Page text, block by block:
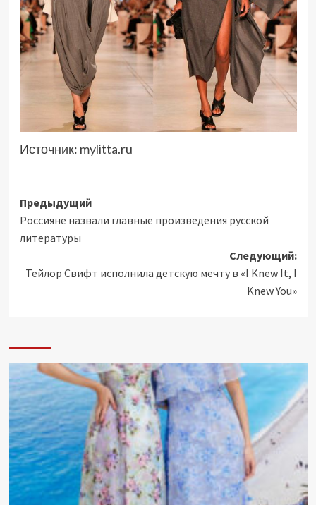
Источник: mylitta.ru
Навигация
записи
Предыдущий
Россияне назвали главные произведения русской
литературы
Следующий:
Тейлор Свифт исполнила детскую мечту в «I Knew It, I
Knew You»